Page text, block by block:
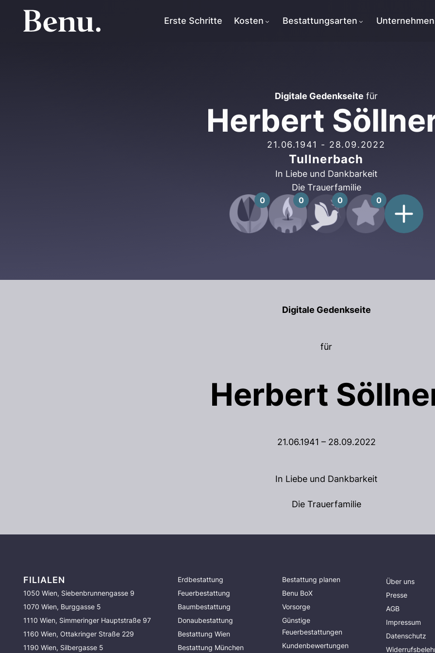
Erste Schritte Kosten Bestattungsarten Unternehmen
Digitale Gedenkseite für
Herbert
21.06.1941 - 28.09.2022
Tullnerbach
In Liebe und Dankbarkeit
Die Trauerfamilie
0 0 0 0
Digitale Gedenkseite
für
Herbert
21.06.1941 – 28.09.2022
In Liebe und Dankbarkeit
Die Trauerfamilie
FILIALEN
1050 Wien, Siebenbrunnengasse 9
1070 Wien, Burggasse 5
1110 Wien, Simmeringer Hauptstraße 97
1160 Wien, Ottakringer Straße 229
1190 Wien, Silbergasse 5
Erdbestattung
Feuerbestattung
Baumbestattung
Donaubestattung
Bestattung Wien
Bestattung München
Bestattung planen
Benu BoX
Vorsorge
Günstige
Feuerbestattungen
Kundenbewertungen
Über uns
Presse
AGB
Impressum
Datenschutz